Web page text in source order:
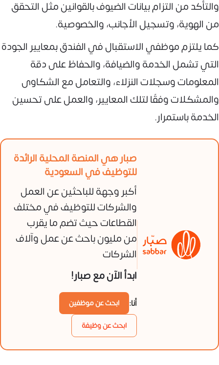
والتأكد من التزام بيانات الضيوف بالقوانين مثل التحقق
من الهوية، وتسجيل الأجانب، والخصوصية.
كما يلتزم موظفي الاستقبال في الفندق بمعايير الجودة
التي تشمل الخدمة والضيافة، والحفاظ على دقة
المعلومات وسجلات النزلاء، والتعامل مع الشكاوى
والمشكلات وفقًا لتلك المعايير، والعمل على تحسين
الخدمة باستمرار.
صبار هي المنصة المحلية الرائدة
للتوظيف في السعودية
أكبر وجهة للباحثين عن العمل
والشركات للتوظيف في مختلف
القطاعات حيث تضم ما يقرب
من مليون باحث عن عمل وآلاف
الشركات
ابدأ الآن مع صبار!
أنا:
ابحث عن موظفين
ابحث عن وظيفة